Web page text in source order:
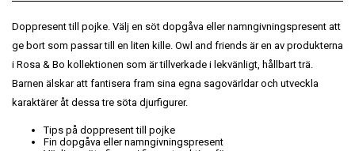
Doppresent till pojke. Välj en söt dopgåva eller namngivningspresent att
ge bort som passar till en liten kille. Owl and friends är en av produkterna
i Rosa & Bo kollektionen som är tillverkade i lekvänligt, hållbart trä.
Barnen älskar att fantisera fram sina egna sagovärldar och utveckla
karaktärer åt dessa tre söta djurfigurer.
Tips på doppresent till pojke
Fin dopgåva eller namngivningspresent